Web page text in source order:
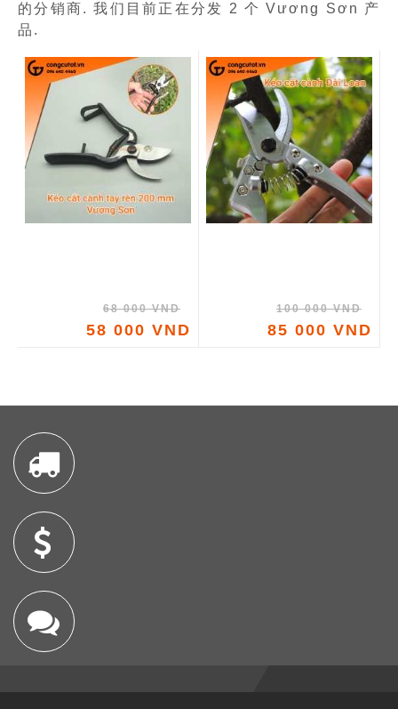
的分销商. 我们目前正在分发 2 个 Vương Sơn 产
品.
68 000 VND
58 000 VND
100 000 VND
85 000 VND